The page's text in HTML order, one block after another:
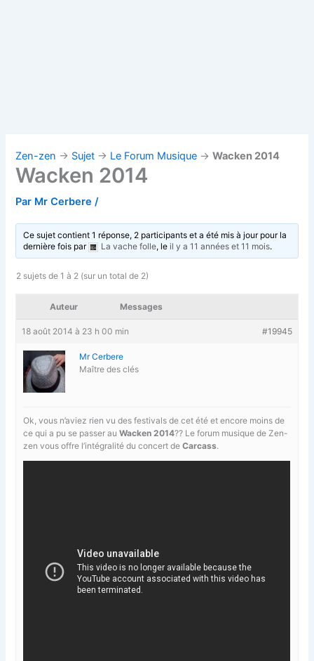
Zen-zen → Sujet → Le Forum Musique →Wacken 2014
Wacken 2014
Par Mr Cerbere/
Ce sujet contient 1 réponse, 2 participants et a été mis à jour pour la
dernière fois par
La vache folle, le il y a 11 années et 11 mois.
2 sujets de 1 à 2 (sur un total de 2)
Auteur Messages
18 août 2014 à 23 h 00 min #19945
Mr Cerbere
Maître des clés
Ok, vous n’aviez rien vu des festivals de cet été et encore moins de
ce qui a pu se passer auWacken 2014?? Le forum musique de Zen-
zen vous offre l’intégralité du concert deCarcass.